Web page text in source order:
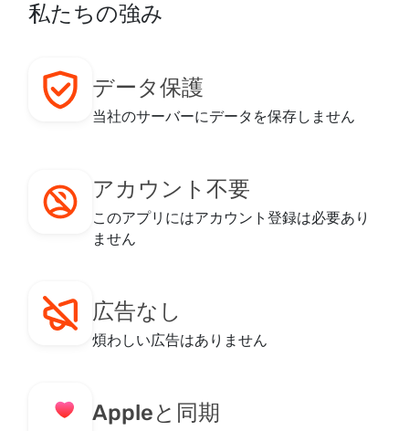
私たちの強み
データ保護
当社のサーバーにデータを保存しません
アカウント不要
このアプリにはアカウント登録は必要あり
ません
広告なし
煩わしい広告はありません
Appleと同期